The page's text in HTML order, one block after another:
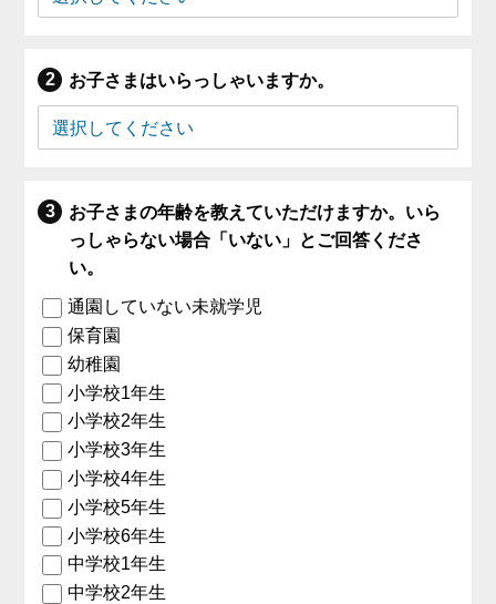
お子さまはいらっしゃいますか。
お子さまの年齢を教えていただけますか。いら
っしゃらない場合「いない」とご回答くださ
い。
通園していない未就学児
保育園
幼稚園
小学校1年生
小学校2年生
小学校3年生
小学校4年生
小学校5年生
小学校6年生
中学校1年生
中学校2年生